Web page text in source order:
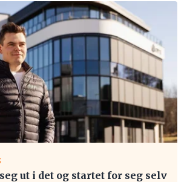
ut i det og startet for seg selv